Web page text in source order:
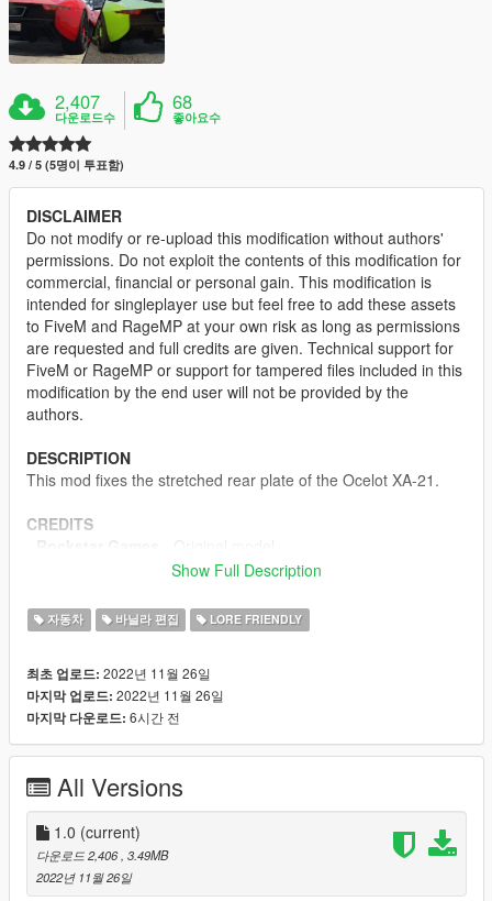
2,407
다운로드수
68
좋아요수
4.9 / 5 (5명이 투표함)
DISCLAIMER
Do not modify or re-upload this modification without authors'
permissions. Do not exploit the contents of this modification for
commercial, financial or personal gain. This modification is
intended for singleplayer use but feel free to add these assets
to FiveM and RageMP at your own risk as long as permissions
are requested and full credits are given. Technical support for
FiveM or RageMP or support for tampered files included in this
modification by the end user will not be provided by the
authors.
DESCRIPTION
This mod fixes the stretched rear plate of the Ocelot XA-21.
CREDITS
- Model editShow Full Description
자동차 바닐라 편집 LORE FRIENDLY
최초 업로드: 2022년 11월 26일
마지막 업로드: 2022년 11월 26일
마지막 다운로드: 6시간 전
All Versions
1.0 (current)
다운로드 2,406, 3.49MB
2022년 11월 26일